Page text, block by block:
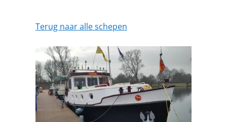
Terug naar alle schepen